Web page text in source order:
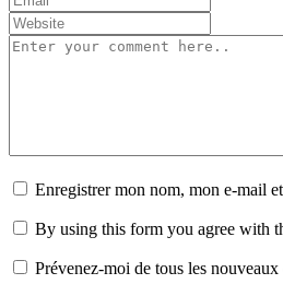
Enregistrer mon nom, mon e-mail
By using this form you agree with
Prévenez-moi de tous les